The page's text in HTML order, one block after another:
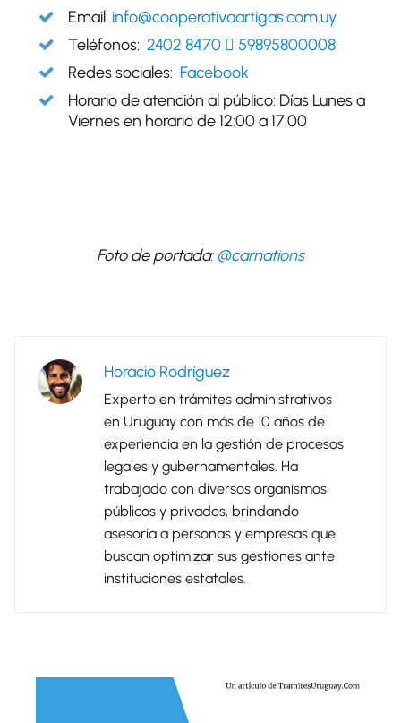
Email: info@cooperativaartigas.com.uy
Teléfonos: 2402 8470
59895800008
Redes sociales: Facebook
Horario de atención al público: Días Lunes a
Viernes en horario de 12:00 a 17:00
Foto de portada:@carnations
Horacio Rodríguez
Experto en trámites administrativos
en Uruguay con más de 10 años de
experiencia en la gestión de procesos
legales y gubernamentales. Ha
trabajado con diversos organismos
públicos y privados, brindando
asesoría a personas y empresas que
buscan optimizar sus gestiones ante
instituciones estatales.